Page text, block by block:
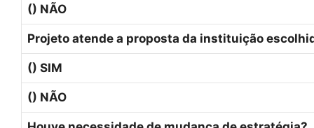
() NÃO
Projeto atende a proposta da instituição
() SIM
() NÃO